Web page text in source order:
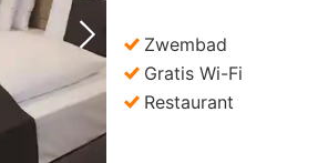
Volgende foto
Zwembad
Gratis Wi-Fi
Restaurant